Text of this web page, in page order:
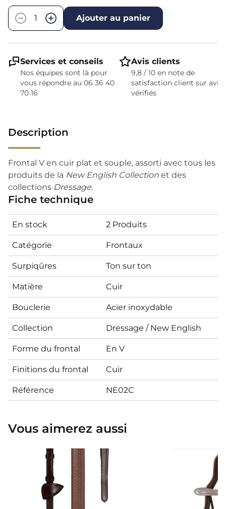
−
+ Ajouter au panier
Services et conseils
Nos équipes sont là pour
vous répondre au 06 36 40
70 16
Avis clients
9,8 / 10 en note de
satisfaction client sur avis
vérifiés
Description
Frontal V en cuir plat et souple, assorti avec tous les
produits de la New English Collection et des
collections Dressage.
Fiche technique
En stock 2 Produits
Catégorie Frontaux
Surpiqûres Ton sur ton
Matière Cuir
Bouclerie Acier inoxydable
Collection Dressage / New English
Forme du frontal En V
Finitions du frontal Cuir
Référence NE02C
Vous aimerez aussi